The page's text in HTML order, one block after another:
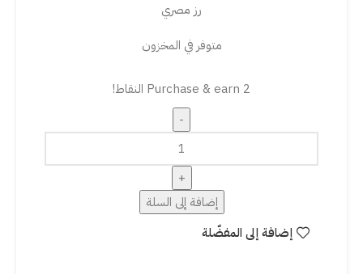
رز مصري
متوفر في المخزون
Purchase & earn 2 النقاط!
إضافة إلى السلة
إضافة إلى المفضّلة